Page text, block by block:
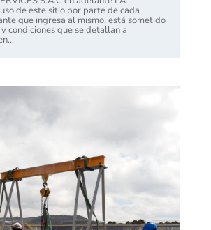
de este sitio por parte de cada
que ingresa al mismo, está sometido
condiciones que se detallan a